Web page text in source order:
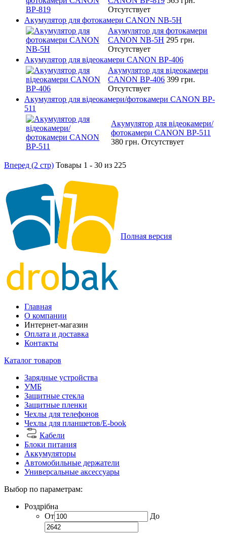
Отсутствует
Акумулятор для фотокамери CANON NB-5H
Акумулятор для фотокамери
CANON NB-5H 295 грн.
Отсутствует
Акумулятор для відеокамери CANON BP-406
Акумулятор для відеокамери
CANON BP-406 399 грн.
Отсутствует
Акумулятор для відеокамери/фотокамери CANON BP-
511
Акумулятор для відеокамери/
фотокамери CANON BP-511
380 грн. Отсутствует
Вперед (2 стр) Товары 1 - 30 из 225
Полная версия
Главная
О компании
Интернет-магазин
Оплата и доставка
Контакты
Каталог товаров
Зарядные устройства
УМБ
Защитные стекла
Защитные пленки
Чехлы для телефонов
Чехлы для планшетов/E-book
Кабели
Блоки питания
Аккумуляторы
Автомобильные держатели
Универсальные аксессуары
Выбор по параметрам:
Роздрібна
От
До